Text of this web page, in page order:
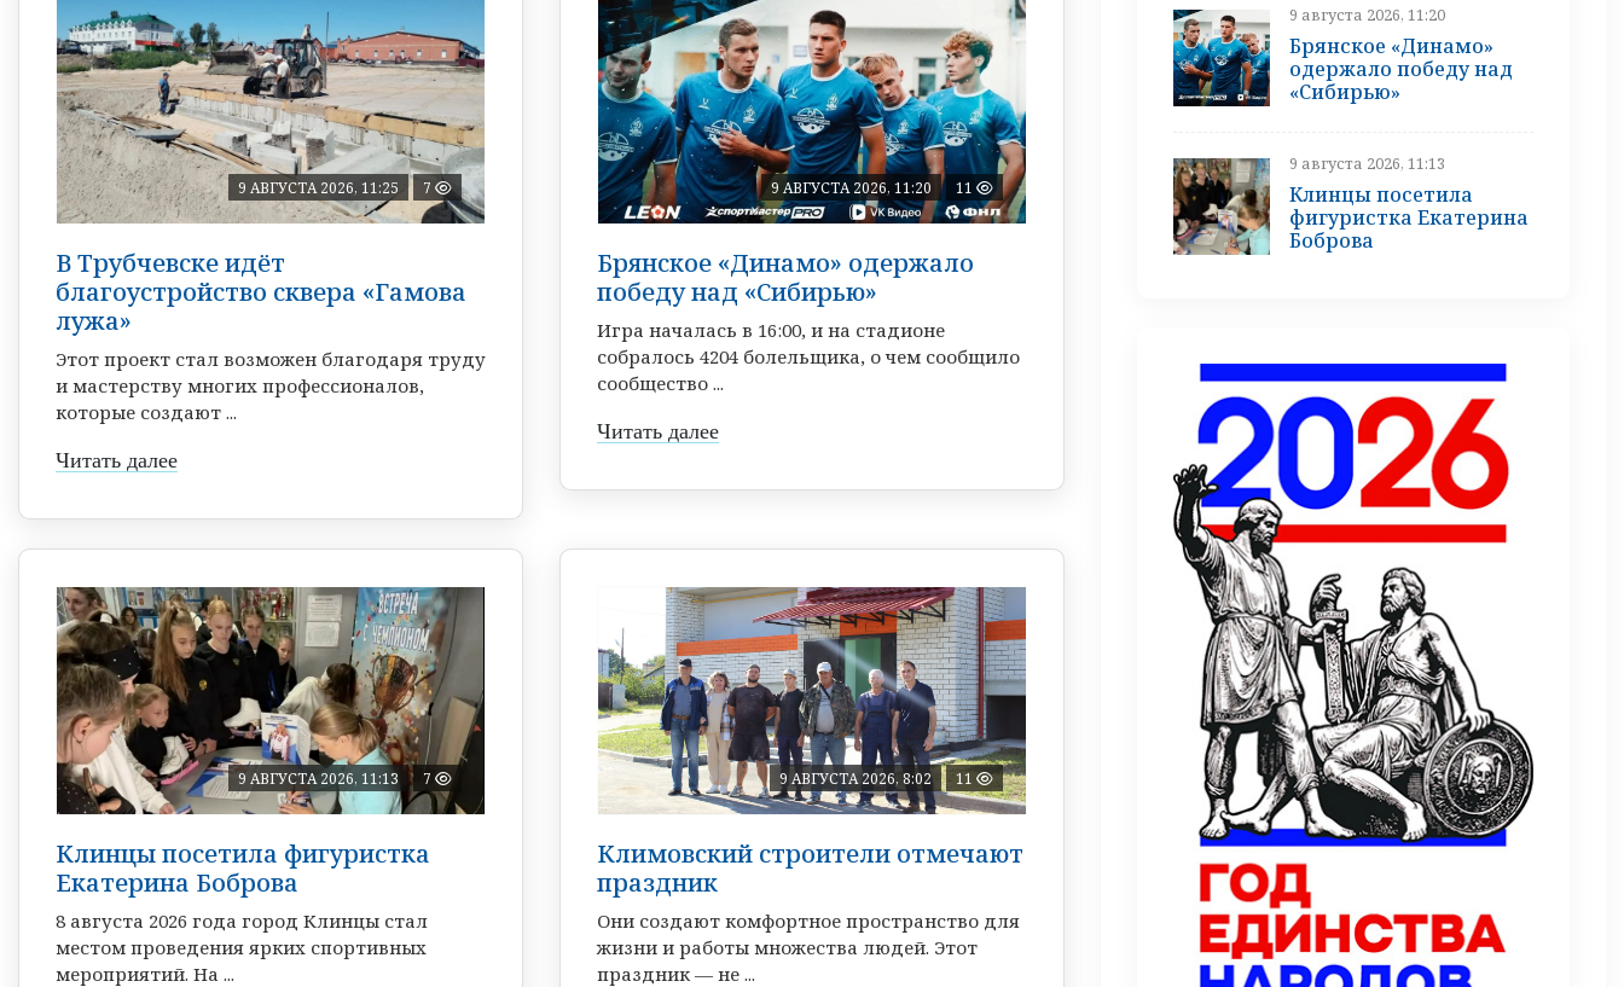
9 АВГУСТА 2026, 11:25 7
В Трубчевске идёт
благоустройство сквера «Гамова
лужа»
Этот проект стал возможен благодаря труду
и мастерству многих профессионалов,
которые создают ...
Читать далее
9 АВГУСТА 2026, 11:20 11
Брянское «Динамо» одержало
победу над «Сибирью»
Игра началась в 16:00, и на стадионе
собралось 4204 болельщика, о чем сообщило
сообщество ...
Читать далее
9 АВГУСТА 2026, 11:13 7
Клинцы посетила фигуристка
Екатерина Боброва
8 августа 2026 года город Клинцы стал
местом проведения ярких спортивных
мероприятий. На ...
9 АВГУСТА 2026, 8:02 11
Климовский строители отмечают
праздник
Они создают комфортное пространство для
жизни и работы множества людей. Этот
праздник — не ...
9 августа 2026, 11:20
Брянское «Динамо»
одержало победу над
«Сибирью»
9 августа 2026, 11:13
Клинцы посетила
фигуристка Екатерина
Боброва